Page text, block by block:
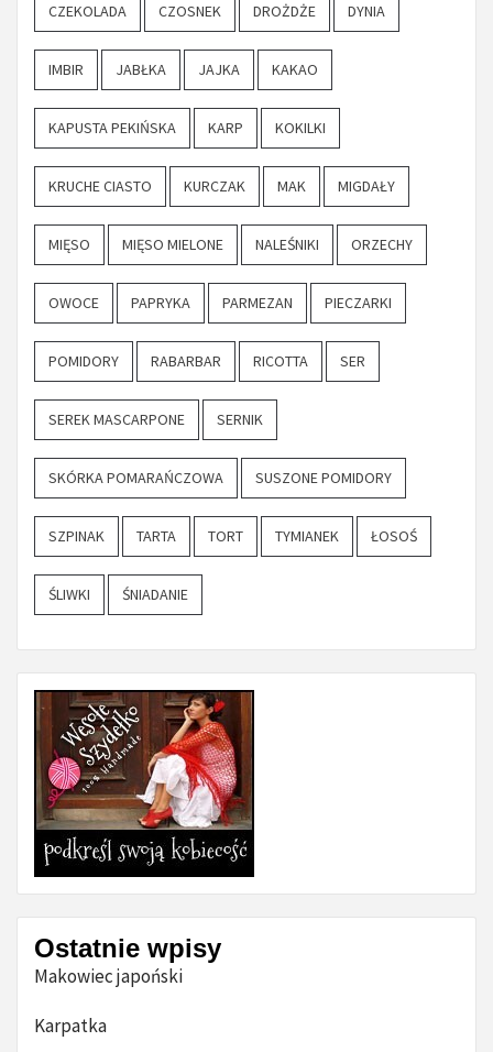
CZEKOLADA CZOSNEK DROŻDŻE DYNIA
IMBIR JABŁKA JAJKA KAKAO
KAPUSTA PEKIŃSKA KARP KOKILKI
KRUCHE CIASTO KURCZAK MAK MIGDAŁY
MIĘSO MIĘSO MIELONE NALEŚNIKI ORZECHY
OWOCE PAPRYKA PARMEZAN PIECZARKI
POMIDORY RABARBAR RICOTTA SER
SEREK MASCARPONE SERNIK
SKÓRKA POMARAŃCZOWA SUSZONE POMIDORY
SZPINAK TARTA TORT TYMIANEK ŁOSOŚ
ŚLIWKI ŚNIADANIE
Ostatnie wpisy
Makowiec japoński
Karpatka